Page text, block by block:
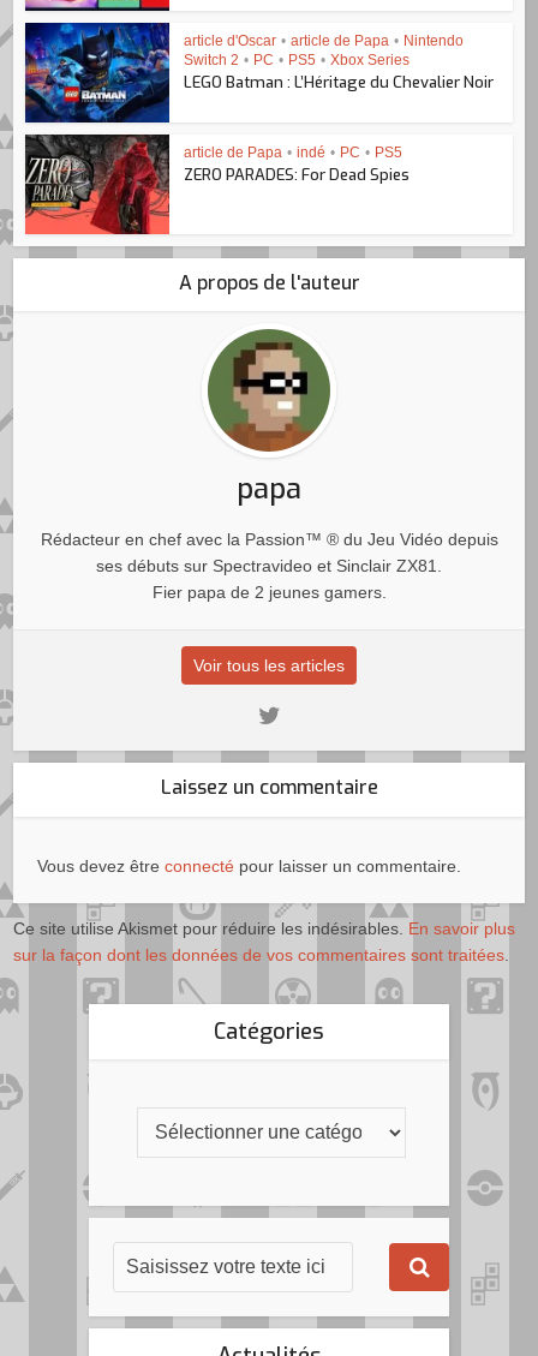
article d'Oscar • article de Papa • Nintendo
Switch 2 • PC • PS5 • Xbox Series
LEGO Batman : L’Héritage du Chevalier Noir
article de Papa • indé • PC • PS5
ZERO PARADES: For Dead Spies
A propos de l'auteur
papa
Rédacteur en chef avec la Passion™ ® du Jeu Vidéo depuis
ses débuts sur Spectravideo et Sinclair ZX81.
Fier papa de 2 jeunes gamers.
Voir tous les articles
Laissez un commentaire
Vous devez êtreconnecté pour laisser un commentaire.
Ce site utilise Akismet pour réduire les indésirables. En savoir plus
sur la façon dont les données de vos commentaires sont traitées
Catégories